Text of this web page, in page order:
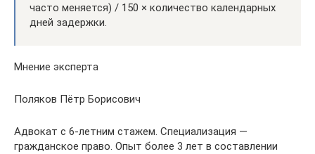
часто меняется) / 150 × количество календарных
дней задержки.
Мнение эксперта
Поляков Пётр Борисович
Адвокат с 6-летним стажем. Специализация —
гражданское право. Опыт более 3 лет в составлении